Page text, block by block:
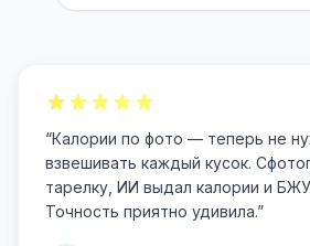
“Калории по фото — теперь не
взвешивать каждый кусок.
тарелку, ИИ выдал калории и
Точность приятно удивила.”